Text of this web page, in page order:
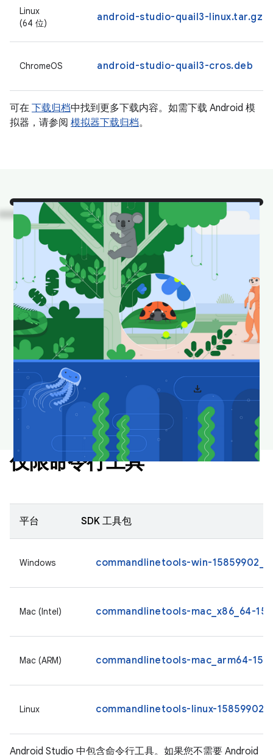
Linux
(64 位)
android-studio-quail3-linux.tar.gz
ChromeOS android-studio-quail3-cros.deb
可在 下载归档中找到更多下载内容。如需下载 Android 模
拟器，请参阅 模拟器下载归档。
看！ 这些是 Android
Studio 中一些我们喜爱的
动物在其自然栖息地中的
照片。
下载并设置为壁纸，让您的桌面看起来时尚新颖。
下载 Android Studio 壁纸 download
仅限命令行工具
平台 SDK 工具包
Windows commandlinetools-win-
Mac (Intel) commandlinetools-mac_x86_64-
Mac (ARM) commandlinetools-mac_arm64-
Linux commandlinetools-linux-
Android Studio 中包含命令行工具。如果您不需要 Android